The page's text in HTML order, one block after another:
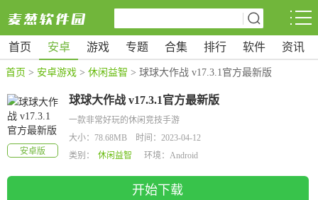
首页 安卓 游戏 专题 合集 排行 软件 资讯
首页 > 安卓游戏 > 休闲益智 > 球球大作战 v17.3.1官方最新版
安卓版
球球大作战 v17.3.1官方最新版
一款非常好玩的休闲竞技手游
大小：78.68MB 时间：2023-04-12
类别：
休闲益智 环境：Android
开始下载